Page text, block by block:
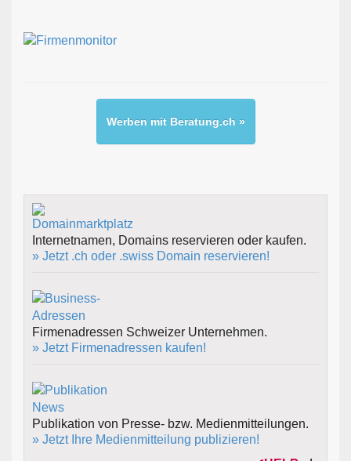
Werben mit Beratung.ch »
Internetnamen, Domains reservieren oder kaufen.
» Jetzt .ch oder .swiss Domain reservieren!
Firmenadressen Schweizer Unternehmen.
» Jetzt Firmenadressen kaufen!
Publikation von Presse- bzw. Medienmitteilungen.
» Jetzt Ihre Medienmitteilung publizieren!